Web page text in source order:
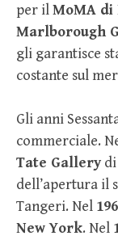
per ilMoMA di
Marlborough
gli garantisce
costante sul
Gli anni
commerciale.
Tate Gallery
dell’apertura il
Tangeri. Nel
New York. Nel